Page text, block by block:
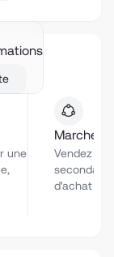
une
Marché
Vendez
d'achat